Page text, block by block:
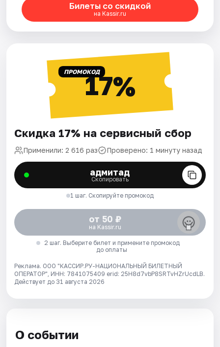
Билеты со скидкой
на Kassir.ru
ПРОМОКОД17%
Скидка 17% на сервисный сбор
Применили: 2 616 раз Проверено: 1 минуту назад
адмитад
Скопировать
1 шаг. Скопируйте промокод
от 50 ₽
на Kassir.ru
2 шаг. Выберите билет и примените промокод
до оплаты
Реклама. ООО "КАССИР.РУ-НАЦИОНАЛЬНЫЙ БИЛЕТНЫЙ
ОПЕРАТОР", ИНН: 7841075409 erid: 25H8d7vbP8SRTvHZrUcdLB.
Действует до 31 августа 2026
О событии